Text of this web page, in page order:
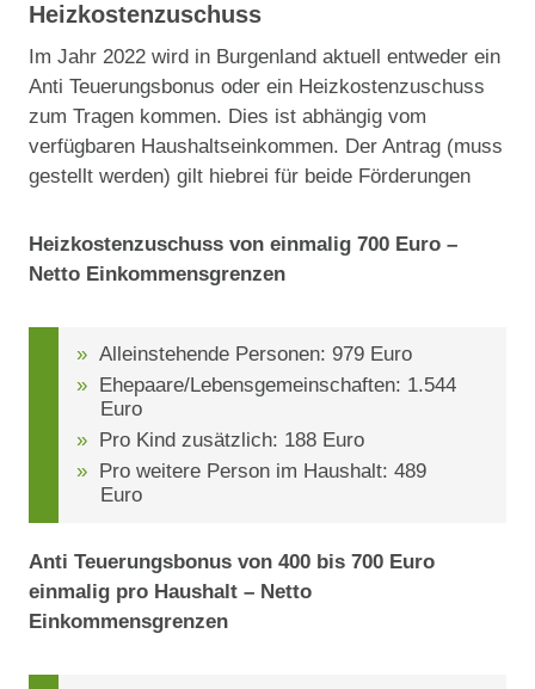
Heizkostenzuschuss
Im Jahr 2022 wird in Burgenland aktuell entweder ein
Anti Teuerungsbonus oder ein Heizkostenzuschuss
zum Tragen kommen. Dies ist abhängig vom
verfügbaren Haushaltseinkommen. Der Antrag (muss
gestellt werden) gilt hiebrei für beide Förderungen
Heizkostenzuschuss von einmalig 700 Euro –
Netto Einkommensgrenzen
Alleinstehende Personen: 979 Euro
Ehepaare/Lebensgemeinschaften: 1.544
Euro
Pro Kind zusätzlich: 188 Euro
Pro weitere Person im Haushalt: 489
Euro
Anti Teuerungsbonus von 400 bis 700 Euro
einmalig pro Haushalt – Netto
Einkommensgrenzen